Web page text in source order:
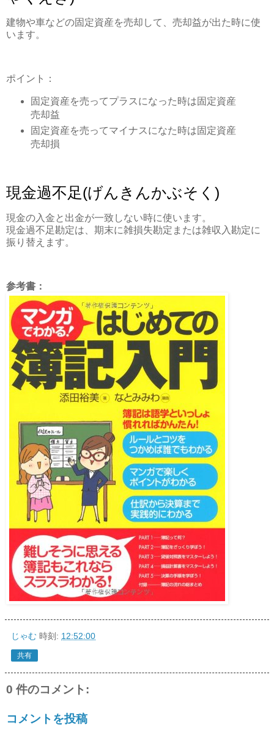
建物や車などの固定資産を売却して、売却益が出た時に使
います。
ポイント：
固定資産を売ってプラスになった時は固定資産
売却益
固定資産を売ってマイナスになた時は固定資産
売却損
現金過不足(げんきんかぶそく)
現金の入金と出金が一致しない時に使います。
現金過不足勘定は、期末に雑損失勘定または雑収入勘定に
振り替えます。
参考書：
じゃむ 時刻: 12:52:00
共有
0 件のコメント:
コメントを投稿